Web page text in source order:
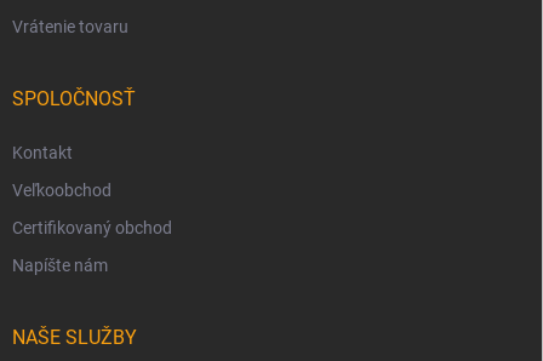
Vrátenie tovaru
SPOLOČNOSŤ
Kontakt
Veľkoobchod
Certifikovaný obchod
Napíšte nám
NAŠE SLUŽBY